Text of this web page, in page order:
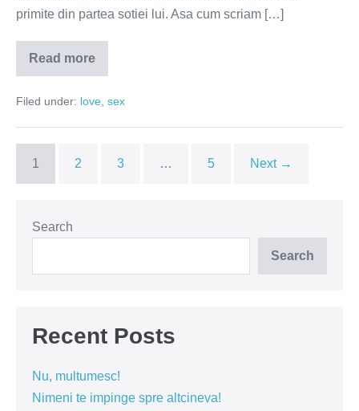
primite din partea sotiei lui. Asa cum scriam […]
Read more
Nu
in
asta!
prea
Filed under: love sex
1 2 3 … 5 Next →
Search
Search
Recent Posts
Nu, multumesc!
Nimeni te impinge spre altcineva!